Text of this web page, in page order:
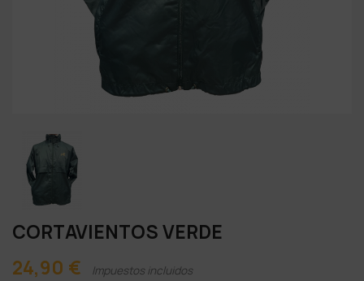
CORTAVIENTOS VERDE
24,90 €
Impuestos incluidos